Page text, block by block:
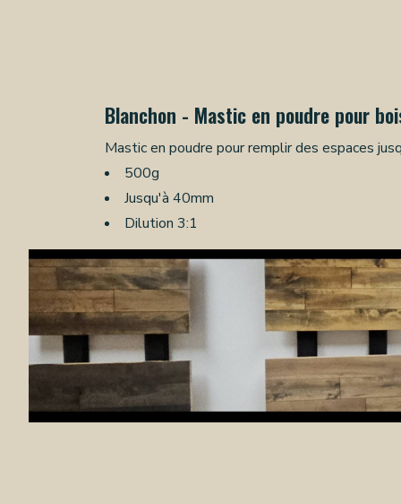
Blanchon - Mastic en poudre pour
Mastic en poudre pour remplir des espaces
500g
Jusqu'à 40mm
Dilution 3:1